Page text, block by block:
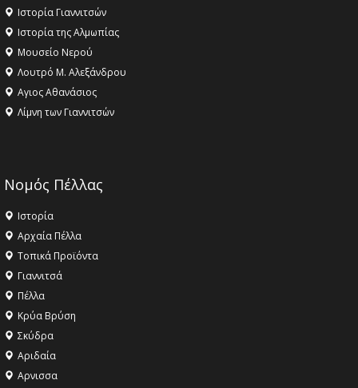
Ιστορία Γιαννιτσών
Ιστορία της Αλμωπίας
Μουσείο Νερού
Λουτρό Μ. Αλεξάνδρου
Αγιος Αθανάσιος
Λίμνη των Γιαννιτσών
Νομός Πέλλας
Ιστορία
Αρχαία Πέλλα
Τοπικά Προϊόντα
Γιαννιτσά
Πέλλα
Κρύα Βρύση
Σκύδρα
Αριδαία
Aρνισσα